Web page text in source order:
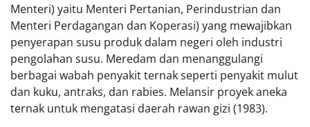
Menteri) yaitu Menteri Pertanian, Perindustrian dan
Menteri Perdagangan dan Koperasi) yang mewajibkan
penyerapan susu produk dalam negeri oleh industri
pengolahan susu. Meredam dan menanggulangi
berbagai wabah penyakit ternak seperti penyakit mulut
dan kuku, antraks, dan rabies. Melansir proyek aneka
ternak untuk mengatasi daerah rawan gizi (1983).